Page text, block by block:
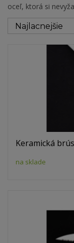
oceľ, ktorá si
Keramická
na sklade